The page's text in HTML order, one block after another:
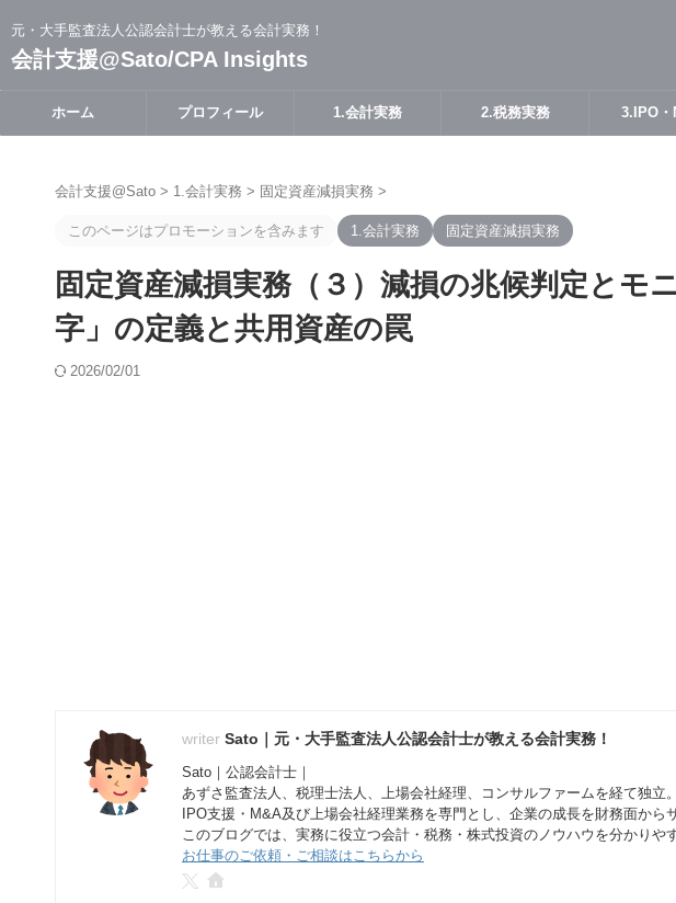
元・大手監査法人公認会計士が教える会計実務！
会計支援@Sato/CPA Insights
ホーム プロフィール 1.会計実務 2.税務実務 3.IPO・
会計支援@Sato > 1.会計実務 > 固定資産減損実務 >
このページはプロモーションを含みます 1.会計実務 固定資産減損実務
固定資産減損実務（３）減損の兆候判定とモ
字」の定義と共用資産の罠
2026/02/01
Sato｜元・大手監査法人公認会計士が教える会計実務！
Sato｜公認会計士｜
あずさ監査法人、税理士法人、上場会社経理、コンサルファームを経て独立。
IPO支援・M&A及び上場会社経理業務を専門とし、企業の成長を財務面から
このブログでは、実務に役立つ会計・税務・株式投資のノウハウを分かりや
お仕事のご依頼・ご相談はこちらから